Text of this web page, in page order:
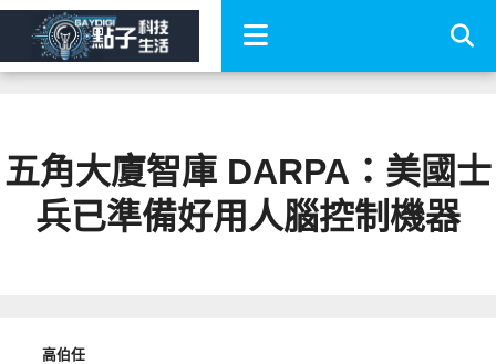
五角大廈智庫 DARPA：美國士
兵已準備好用人腦控制機器
高伯任